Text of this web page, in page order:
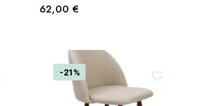
62,00€
-21%